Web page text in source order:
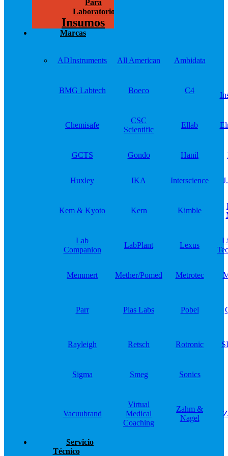
Para
Laboratorios
Insumos
Marcas
ADInstruments All American Ambidata
BMG Labtech Boeco C4
Chemisafe
CSC
Scientific
Ellab
GCTS Gondo Hanil
Huxley IKA Interscience
Kem & Kyoto Kern Kimble
Lab
Companion
LabPlant Lexus
Memmert Mether/Pomed Metrotec
Parr Plas Labs Pobel
Rayleigh Retsch Rotronic
Sigma Smeg Sonics
Vacuubrand
Virtual
Medical
Coaching
Zahm &
Nagel
Servicio
Técnico